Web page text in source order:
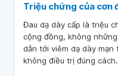
Triệu chứng của cơn
Đau dạ dày cấp là triệu
cộng đồng, không
dẫn tới viêm dạ dày
không điều trị đúng